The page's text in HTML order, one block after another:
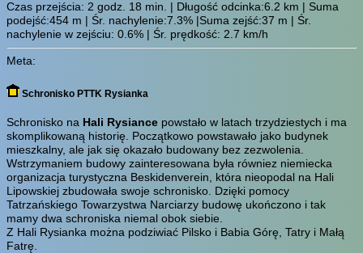
Czas przejścia: 2 godz. 18 min.
| Długość odcinka:6.2 km | Suma
podejść:454 m | Śr. nachylenie:7.3% |Suma zejść:37 m | Śr.
nachylenie w zejściu: 0.6% | Śr. prędkość: 2.7 km/h
Meta:
Schronisko PTTK Rysianka
Schronisko na Hali Rysiance powstało w latach trzydziestych i ma
skomplikowaną historię. Początkowo powstawało jako budynek
mieszkalny, ale jak się okazało budowany bez zezwolenia.
Wstrzymaniem budowy zainteresowana była równiez niemiecka
organizacja turystyczna Beskidenverein, która nieopodal na Hali
Lipowskiej zbudowała swoje schronisko. Dzięki pomocy
Tatrzańskiego Towarzystwa Narciarzy budowę ukończono i tak
mamy dwa schroniska niemal obok siebie.
Z Hali Rysianka można podziwiać Pilsko i Babia Górę, Tatry i Małą
Fatrę.